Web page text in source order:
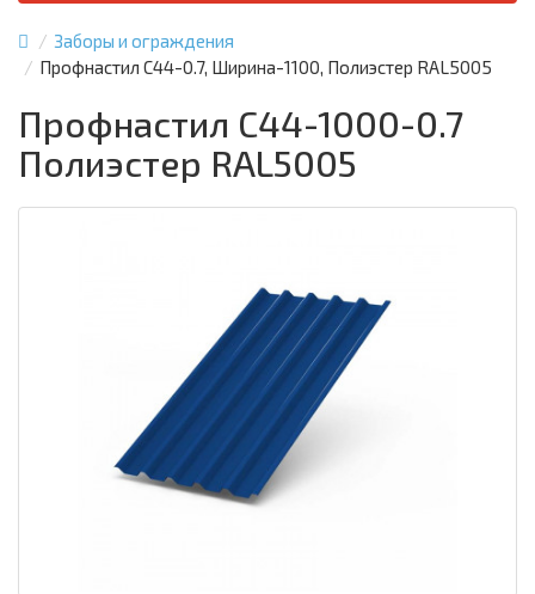
Заборы и ограждения
Профнастил С44-0.7, Ширина-1100, Полиэстер RAL5005
Профнастил С44-1000-0.7
Полиэстер RAL5005